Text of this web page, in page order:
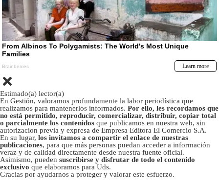
Estimado(a) lector(a)
En Gestión, valoramos profundamente la labor periodística que
realizamos para mantenerlos informados. Por ello, les recordamos que
no está permitido, reproducir, comercializar, distribuir, copiar total
o parcialmente los contenidos que publicamos en nuestra web, sin
autorizacion previa y expresa de Empresa Editora El Comercio S.A.
En su lugar, los invitamos a compartir el enlace de nuestras
publicaciones, para que más personas puedan acceder a información
veraz y de calidad directamente desde nuestra fuente oficial.
Asimismo, pueden suscribirse y disfrutar de todo el contenido
exclusivo que elaboramos para Uds.
Gracias por ayudarnos a proteger y valorar este esfuerzo.